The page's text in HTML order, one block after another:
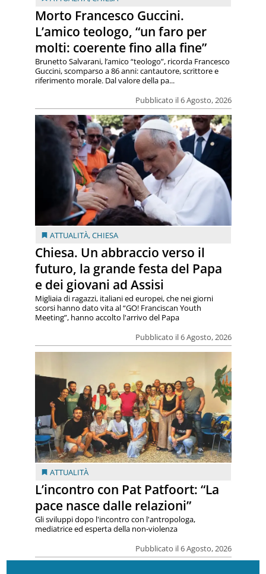
Morto Francesco Guccini.
L’amico teologo, “un faro per
molti: coerente fino alla fine”
Pubblicato il 6 Agosto, 2026
Brunetto Salvarani, l’amico “teologo”, ricorda Francesco
Guccini, scomparso a 86 anni: cantautore, scrittore e
riferimento morale. Dal valore della pa...
ATTUALITÀ,CHIESA
Chiesa. Un abbraccio verso il
futuro, la grande festa del Papa
e dei giovani ad Assisi
Pubblicato il 6 Agosto, 2026
Migliaia di ragazzi, italiani ed europei, che nei giorni
scorsi hanno dato vita al “GO! Franciscan Youth
Meeting”, hanno accolto l'arrivo del Papa
ATTUALITÀ
L’incontro con Pat Patfoort: “La
pace nasce dalle relazioni”
Pubblicato il 6 Agosto, 2026
Gli sviluppi dopo l'incontro con l'antropologa,
mediatrice ed esperta della non-violenza